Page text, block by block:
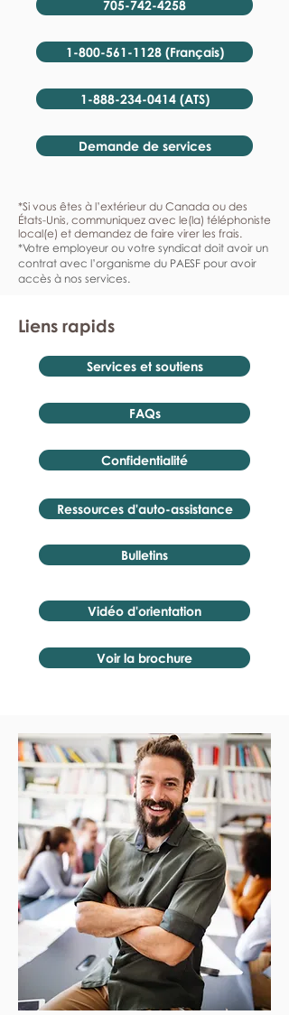
705-742-4258
1-800-561-1128 (Français)
1-888-234-0414 (ATS)
Demande de services
*Si vous êtes à l’extérieur du Canada ou des
États-Unis, communiquez avec le(la) téléphoniste
local(e) et demandez de faire virer les frais.
*Votre employeur ou votre syndicat doit avoir un
contrat avec l’organisme du PAESF pour avoir
accès à nos services.
Liens rapids
Services et soutiens
FAQs
Confidentialité
Ressources d'auto-assistance
Bulletins
Vidéo d'orientation
Voir la brochure